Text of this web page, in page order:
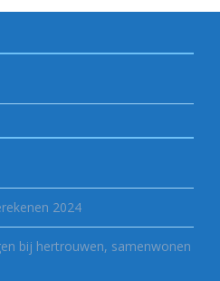
2024
bij hertrouwen, samenwonen